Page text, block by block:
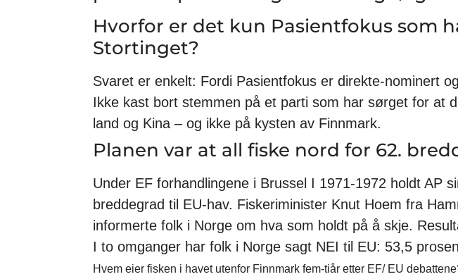
Hvorfor er det kun Pasientfokus som
Stortinget?
Svaret er enkelt: Fordi Pasientfokus er direkte-nominert
Ikke kast bort stemmen på et parti som har sørget for at
land og Kina – og ikke på kysten av Finnmark.
Planen var at all fiske nord for 62.
Under EF forhandlingene i Brussel I 1971-1972 holdt AP
breddegrad til EU-hav. Fiskeriminister Knut Hoem fra
informerte folk i Norge om hva som holdt på å skje.
I to omganger har folk i Norge sagt NEI til EU: 53,5
Hvem eier fisken i havet utenfor Finnmark fem-tiår etter EF/ EU